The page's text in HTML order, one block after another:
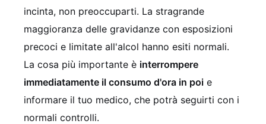
incinta, non preoccuparti. La stragrande
maggioranza delle gravidanze con esposizioni
precoci e limitate all'alcol hanno esiti normali.
La cosa più importante è interrompere
immediatamente il consumo d'ora in poi e
informare il tuo medico, che potrà seguirti con i
normali controlli.